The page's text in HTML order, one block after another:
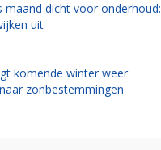
maand dicht voor onderhoud:
uit
komende winter weer
zonbestemmingen